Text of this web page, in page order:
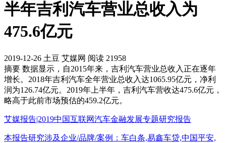
半年吉利汽车营业总收入为
475.6亿元
2019-12-26 土豆 艾媒网 阅读 21958
摘要 数据显示，自2015年来，吉利汽车营业总收入正在逐年
增长。2018年吉利汽车全年营业总收入达1065.95亿元，净利
润为126.74亿元。2019年上半年，吉利汽车营收达475.6亿元，
略高于此前市场预估的459.2亿元。
艾媒报告|2019中国互联网汽车金融发展专题研究报告
本报告研究涉及企业/品牌/案例：车白条,易鑫车贷,中国平安,